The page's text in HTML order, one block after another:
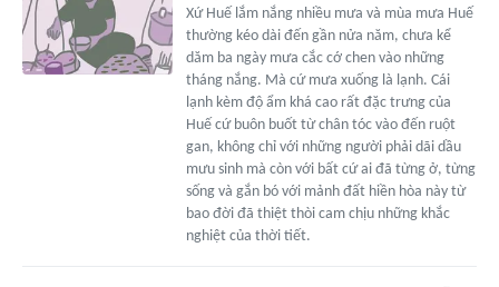
Xứ Huế lắm nắng nhiều mưa và mùa mưa Huế
thường kéo dài đến gần nửa năm, chưa kể
dăm ba ngày mưa cắc cớ chen vào những
tháng nắng. Mà cứ mưa xuống là lạnh. Cái
lạnh kèm độ ẩm khá cao rất đặc trưng của
Huế cứ buôn buốt từ chân tóc vào đến ruột
gan, không chỉ với những người phải dãi dầu
mưu sinh mà còn với bất cứ ai đã từng ở, từng
sống và gắn bó với mảnh đất hiền hòa này từ
bao đời đã thiệt thòi cam chịu những khắc
nghiệt của thời tiết.